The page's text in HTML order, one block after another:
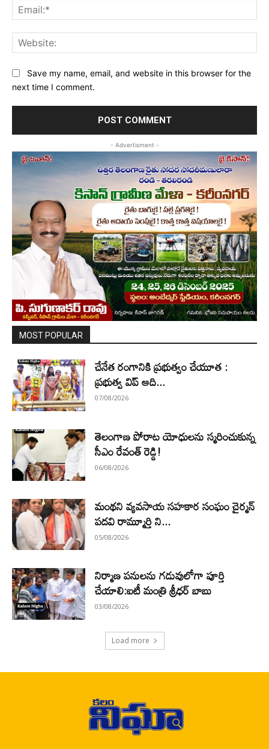
Save my name, email, and website in this browser for the
next time I comment.
- Advertisment -
MOST POPULAR
చేనేత రంగానికి ప్రభుత్వం చేయూత :
ప్రభుత్వ విప్ ఆది...
07/08/2026
తెలంగాణ పోరాట యోధులను స్మరించుకున్న
సీఎం రేవంత్ రెడ్డి!
06/08/2026
మంథని వ్యవసాయ సహకార సంఘం చైర్మన్
పదవి రామ్మూర్తి ని...
05/08/2026
నిర్మాణ పనులను గడువులోగా పూర్తి
చేయాలి:ఐటీ మంత్రి శ్రీధర్ బాబు
03/08/2026
Load more